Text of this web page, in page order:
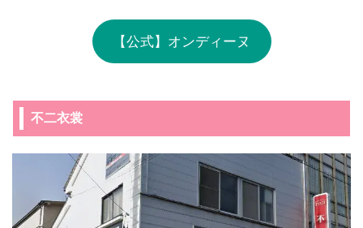
【公式】オンディーヌ
不二衣裳